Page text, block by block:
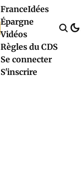
FranceIdées
Épargne
Vidéos
Règles du CDS
Se connecter
S'inscrire